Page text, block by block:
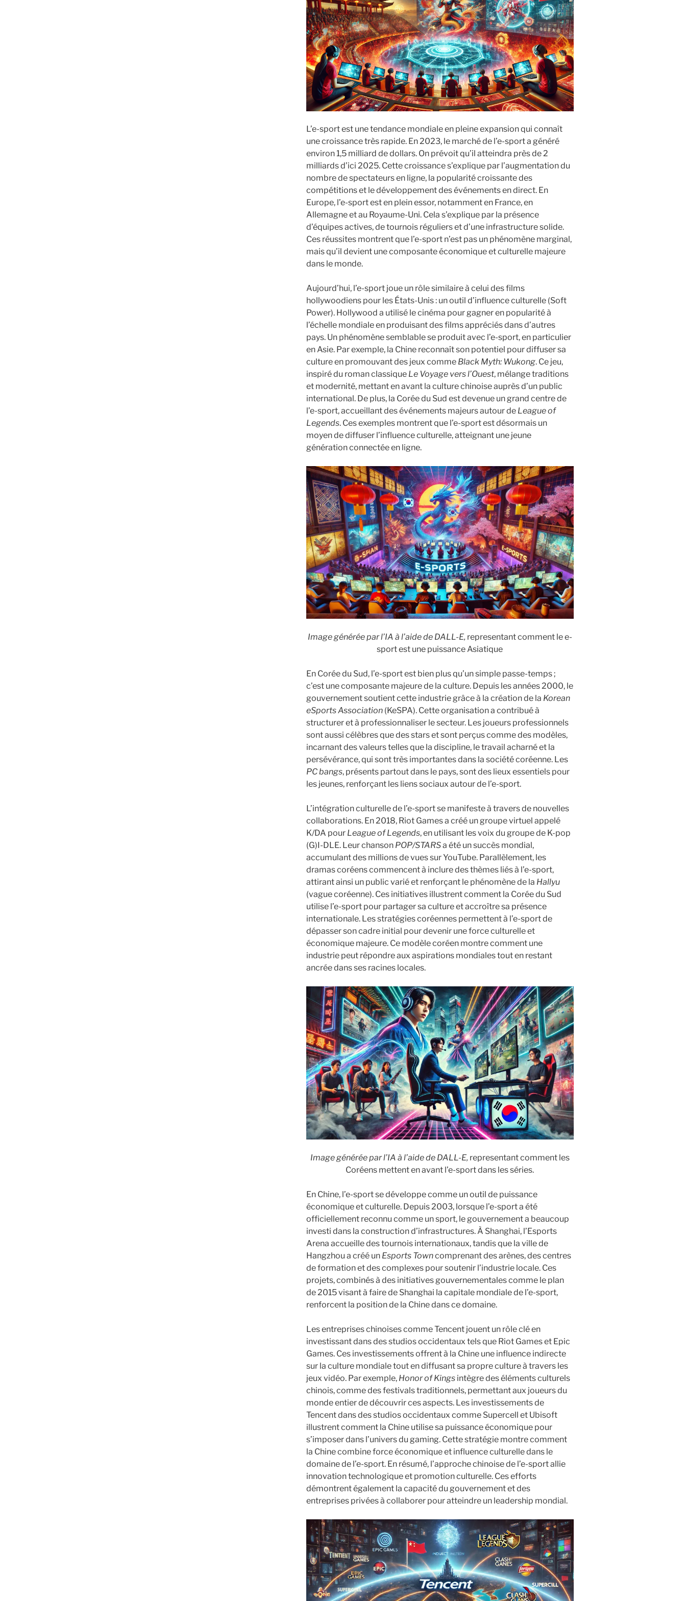
L’e-sport est une tendance mondiale en pleine expansion qui connaît
une croissance très rapide. En 2023, le marché de l’e-sport a généré
environ 1,5 milliard de dollars. On prévoit qu’il atteindra près de 2
milliards d’ici 2025. Cette croissance s’explique par l’augmentation du
nombre de spectateurs en ligne, la popularité croissante des
compétitions et le développement des événements en direct. En
Europe, l’e-sport est en plein essor, notamment en France, en
Allemagne et au Royaume-Uni. Cela s’explique par la présence
d’équipes actives, de tournois réguliers et d’une infrastructure solide.
Ces réussites montrent que l’e-sport n’est pas un phénomène marginal,
mais qu’il devient une composante économique et culturelle majeure
dans le monde.
Aujourd’hui, l’e-sport joue un rôle similaire à celui des films
hollywoodiens pour les États-Unis : un outil d’influence culturelle (Soft
Power). Hollywood a utilisé le cinéma pour gagner en popularité à
l’échelle mondiale en produisant des films appréciés dans d’autres
pays. Un phénomène semblable se produit avec l’e-sport, en particulier
en Asie. Par exemple, la Chine reconnaît son potentiel pour diffuser sa
culture en promouvant des jeux comme Black Myth: Wukong. Ce jeu,
inspiré du roman classique Le Voyage vers l’Ouest, mélange traditions
et modernité, mettant en avant la culture chinoise auprès d’un public
international. De plus, la Corée du Sud est devenue un grand centre de
l’e-sport, accueillant des événements majeurs autour de League of
Legends. Ces exemples montrent que l’e-sport est désormais un
moyen de diffuser l’influence culturelle, atteignant une jeune
génération connectée en ligne.
Image générée par l’IA à l’aide de DALL-E, representant comment le e-
sport est une puissance Asiatique
En Corée du Sud, l’e-sport est bien plus qu’un simple passe-temps ;
c’est une composante majeure de la culture. Depuis les années 2000, le
gouvernement soutient cette industrie grâce à la création de la Korean
eSports Association(KeSPA). Cette organisation a contribué à
structurer et à professionnaliser le secteur. Les joueurs professionnels
sont aussi célèbres que des stars et sont perçus comme des modèles,
incarnant des valeurs telles que la discipline, le travail acharné et la
persévérance, qui sont très importantes dans la société coréenne. Les
PC bangs, présents partout dans le pays, sont des lieux essentiels pour
les jeunes, renforçant les liens sociaux autour de l’e-sport.
L’intégration culturelle de l’e-sport se manifeste à travers de nouvelles
collaborations. En 2018, Riot Games a créé un groupe virtuel appelé
K/DA pour League of Legends, en utilisant les voix du groupe de K-pop
(G)I-DLE. Leur chanson POP/STARSa été un succès mondial,
accumulant des millions de vues sur YouTube. Parallèlement, les
dramas coréens commencent à inclure des thèmes liés à l’e-sport,
attirant ainsi un public varié et renforçant le phénomène de la Hallyu
(vague coréenne). Ces initiatives illustrent comment la Corée du Sud
utilise l’e-sport pour partager sa culture et accroître sa présence
internationale. Les stratégies coréennes permettent à l’e-sport de
dépasser son cadre initial pour devenir une force culturelle et
économique majeure. Ce modèle coréen montre comment une
industrie peut répondre aux aspirations mondiales tout en restant
ancrée dans ses racines locales.
Image générée par l’IA à l’aide de DALL-E, representant comment les
Coréens mettent en avant l’e-sport dans les séries.
En Chine, l’e-sport se développe comme un outil de puissance
économique et culturelle. Depuis 2003, lorsque l’e-sport a été
officiellement reconnu comme un sport, le gouvernement a beaucoup
investi dans la construction d’infrastructures. À Shanghai, l’Esports
Arena accueille des tournois internationaux, tandis que la ville de
Hangzhou a créé un Esports Towncomprenant des arènes, des centres
de formation et des complexes pour soutenir l’industrie locale. Ces
projets, combinés à des initiatives gouvernementales comme le plan
de 2015 visant à faire de Shanghai la capitale mondiale de l’e-sport,
renforcent la position de la Chine dans ce domaine.
Les entreprises chinoises comme Tencent jouent un rôle clé en
investissant dans des studios occidentaux tels que Riot Games et Epic
Games. Ces investissements offrent à la Chine une influence indirecte
sur la culture mondiale tout en diffusant sa propre culture à travers les
jeux vidéo. Par exemple, Honor of Kingsintègre des éléments culturels
chinois, comme des festivals traditionnels, permettant aux joueurs du
monde entier de découvrir ces aspects. Les investissements de
Tencent dans des studios occidentaux comme Supercell et Ubisoft
illustrent comment la Chine utilise sa puissance économique pour
s’imposer dans l’univers du gaming. Cette stratégie montre comment
la Chine combine force économique et influence culturelle dans le
domaine de l’e-sport. En résumé, l’approche chinoise de l’e-sport allie
innovation technologique et promotion culturelle. Ces efforts
démontrent également la capacité du gouvernement et des
entreprises privées à collaborer pour atteindre un leadership mondial.